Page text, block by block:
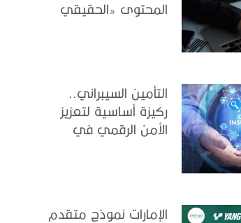
المحتوى «الحقيقي
التأمين السيبراني..
ركيزة أساسية لتعزيز
الأمن الرقمي في
الإمارات نموذج متقدم